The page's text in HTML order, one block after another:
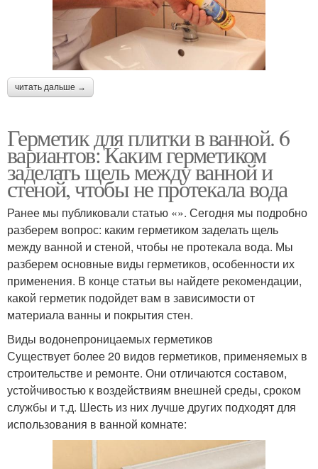
читать дальше →
Герметик для плитки в ванной. 6
вариантов: Каким герметиком
заделать щель между ванной и
стеной, чтобы не протекала вода
Ранее мы публиковали статью «». Сегодня мы подробно
разберем вопрос: каким герметиком заделать щель
между ванной и стеной, чтобы не протекала вода. Мы
разберем основные виды герметиков, особенности их
применения. В конце статьи вы найдете рекомендации,
какой герметик подойдет вам в зависимости от
материала ванны и покрытия стен.
Виды водонепроницаемых герметиков
Существует более 20 видов герметиков, применяемых в
строительстве и ремонте. Они отличаются составом,
устойчивостью к воздействиям внешней среды, сроком
службы и т.д. Шесть из них лучше других подходят для
использования в ванной комнате: